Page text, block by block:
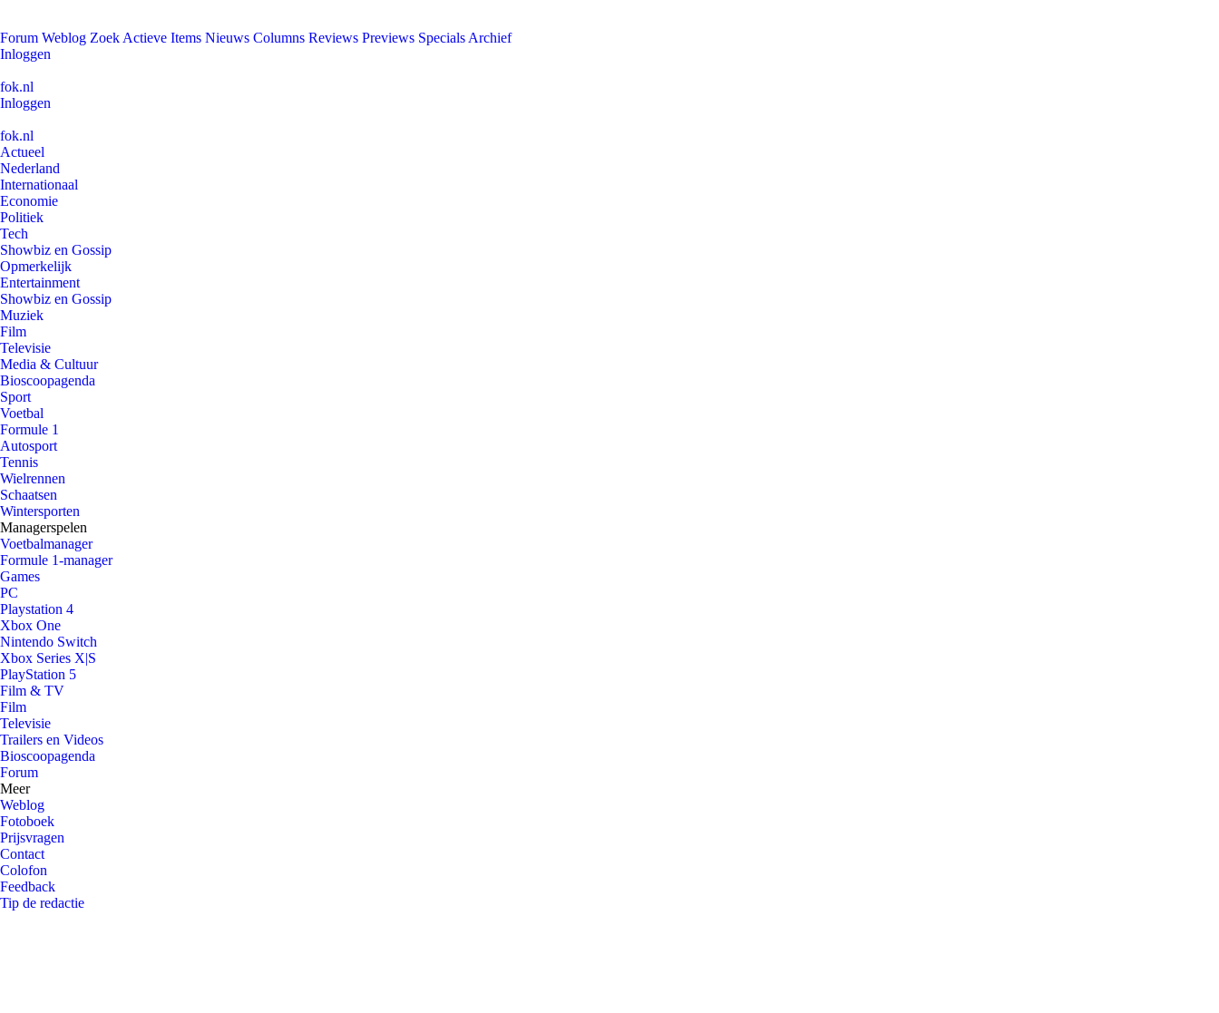
Forum Weblog Zoek Actieve Items Nieuws Columns Reviews Previews Specials Archief
Inloggen
fok.nl
Inloggen
fok.nl
Actueel
Nederland
Internationaal
Economie
Politiek
Tech
Showbiz en Gossip
Opmerkelijk
Entertainment
Showbiz en Gossip
Muziek
Film
Televisie
Media & Cultuur
Bioscoopagenda
Sport
Voetbal
Formule 1
Autosport
Tennis
Wielrennen
Schaatsen
Wintersporten
Managerspelen
Voetbalmanager
Formule 1-manager
Games
PC
Playstation 4
Xbox One
Nintendo Switch
Xbox Series X|S
PlayStation 5
Film & TV
Film
Televisie
Trailers en Videos
Bioscoopagenda
Forum
Meer
Weblog
Fotoboek
Prijsvragen
Contact
Colofon
Feedback
Tip de redactie